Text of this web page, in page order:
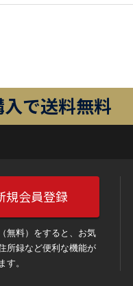
で送料無料
規会員登録
無料）をすると、お気
所録など便利な機能が
す。